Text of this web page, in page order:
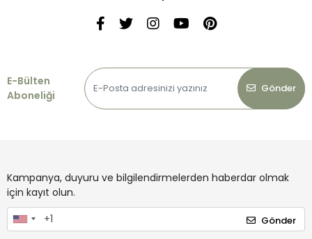
E-Bülten
Aboneliği
Gönder
Kampanya, duyuru ve bilgilendirmelerden haberdar olmak
için kayıt olun.
Gönder